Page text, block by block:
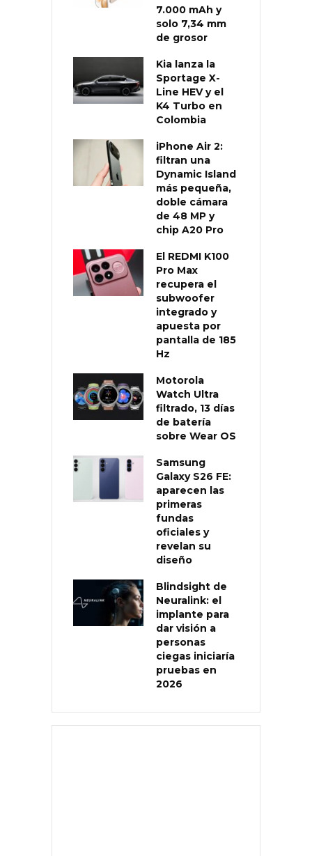
7.000 mAh y
solo 7,34 mm
de grosor
Kia lanza la
Sportage X-
Line HEV y el
K4 Turbo en
Colombia
iPhone Air 2:
filtran una
Dynamic Island
más pequeña,
doble cámara
de 48 MP y
chip A20 Pro
El REDMI K100
Pro Max
recupera el
subwoofer
integrado y
apuesta por
pantalla de 185
Hz
Motorola
Watch Ultra
filtrado, 13 días
de batería
sobre Wear OS
Samsung
Galaxy S26 FE:
aparecen las
primeras
fundas
oficiales y
revelan su
diseño
Blindsight de
Neuralink: el
implante para
dar visión a
personas
ciegas iniciaría
pruebas en
2026